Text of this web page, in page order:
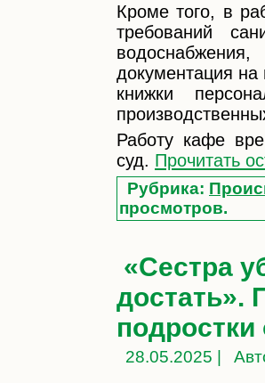
Кроме того, в
требований
документация
книжки
Работу кафе
суд. Прочитать
Рубрика:
просмотров.
«Сестра
достать».
28.05.2025 |